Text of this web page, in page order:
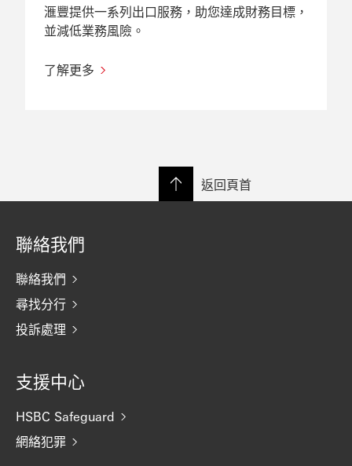
滙豐提供一系列出口服務，助您達成財務目標，
並減低業務風險。
了解更多
返回頁首
聯絡我們
聯絡我們
尋找分行
投訴處理
支援中心
HSBC Safeguard
網絡犯罪